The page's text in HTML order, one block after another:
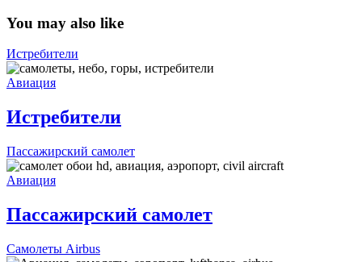
You may also like
Истребители
Авиация
Истребители
Пассажирский самолет
Авиация
Пассажирский самолет
Самолеты Airbus